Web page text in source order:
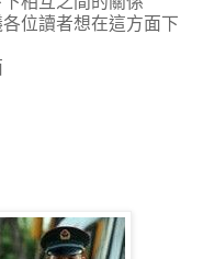
位讀者想在這方面下